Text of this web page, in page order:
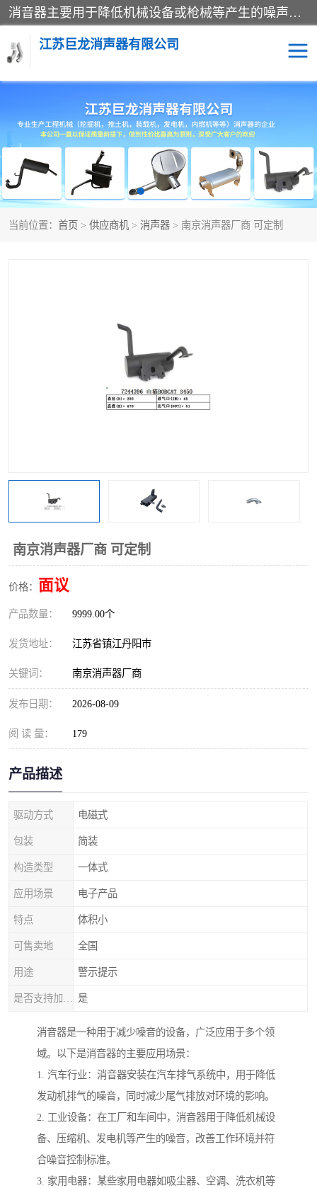
消音器主要用于降低机械设备或枪械等产生的噪声。它通过阻尼或增加排气面积来降低排气速度和功率，从而降低噪声。常见的消音器类型包括阻性消声器、抗性消声器、共振消声器以及阻抗复合式消声器等。这些消音器各有特点，适用于不同频率的噪声消除。
江苏巨龙消声器有限公司
当前位置： 首页 > 供应商机 > 消声器 > 南京消声器厂商 可定制
南京消声器厂商 可定制
价格： 面议
产品数量： 9999.00个
发货地址： 江苏省镇江丹阳市
关键词： 南京消声器厂商
发布日期： 2026-08-09
阅 读 量： 179
产品描述
驱动方式 电磁式
包装 简装
构造类型 一体式
应用场景 电子产品
特点 体积小
可售卖地 全国
用途 警示提示
是
消音器是一种用于减少噪音的设备，广泛应用于多个领
域。以下是消音器的主要应用场景：
1. 汽车行业：消音器安装在汽车排气系统中，用于降低
发动机排气的噪音，同时减少尾气排放对环境的影响。
2. 工业设备：在工厂和车间中，消音器用于降低机械设
备、压缩机、发电机等产生的噪音，改善工作环境并符
合噪音控制标准。
3. 家用电器：某些家用电器如吸尘器、空调、洗衣机等
消声器